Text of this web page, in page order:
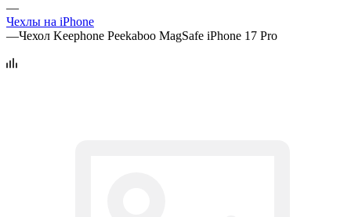
—
Чехлы на iPhone
—Чехол Keephone Peekaboo MagSafe iPhone 17 Pro